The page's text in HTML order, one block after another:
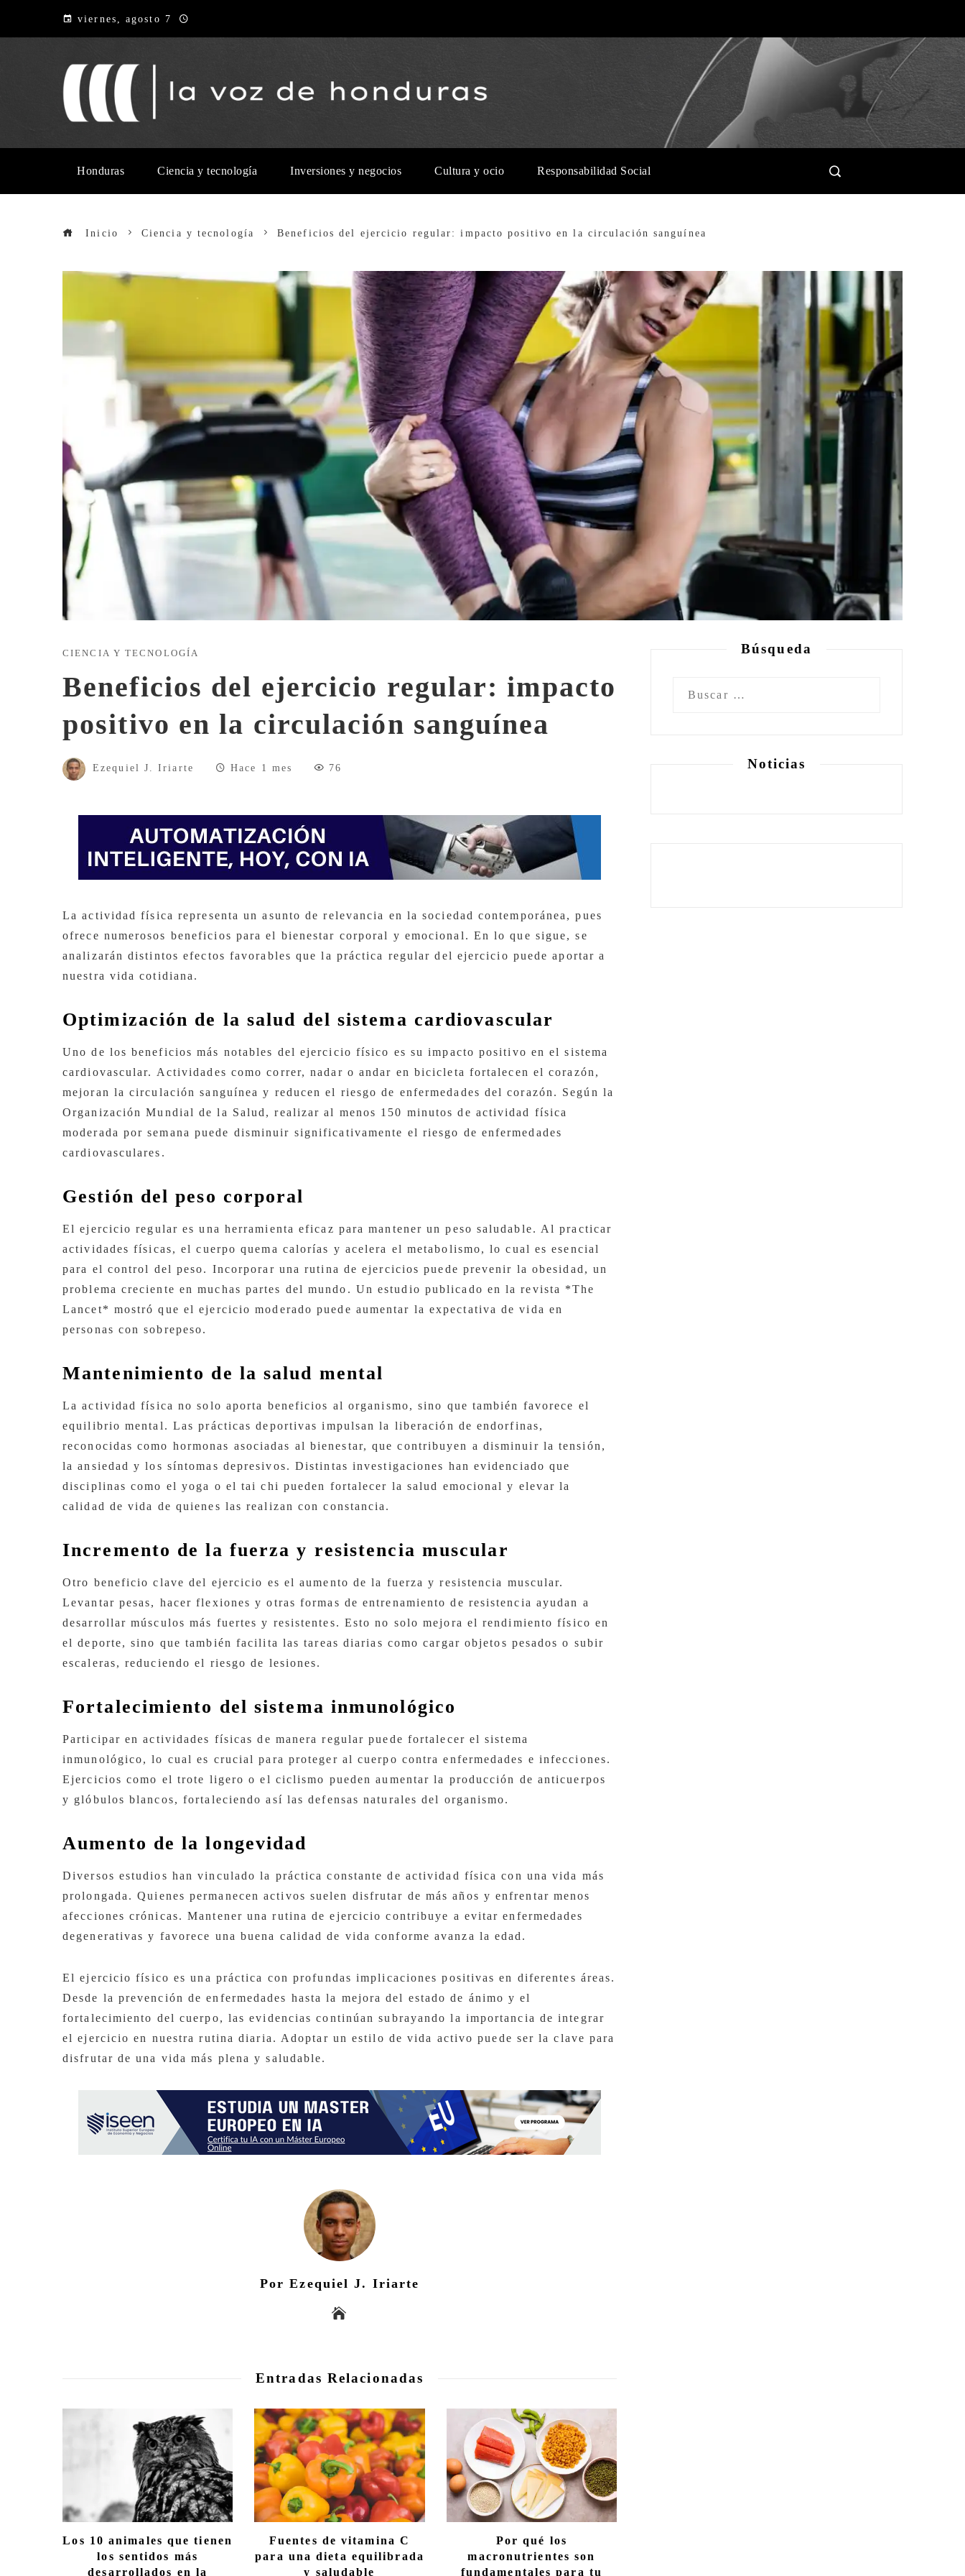
viernes, agosto 7
Honduras Ciencia y tecnología Inversiones y negocios Cultura y ocio Responsabilidad Social
Inicio Ciencia y tecnología Beneficios del ejercicio regular: impacto positivo en la circulación sanguínea
CIENCIA Y TECNOLOGÍA
Beneficios del ejercicio regular: impacto
positivo en la circulación sanguínea
Ezequiel J. Iriarte Hace 1 mes 76
La actividad física representa un asunto de relevancia en la sociedad contemporánea, pues
ofrece numerosos beneficios para el bienestar corporal y emocional. En lo que sigue, se
analizarán distintos efectos favorables que la práctica regular del ejercicio puede aportar a
nuestra vida cotidiana.
Optimización de la salud del sistema cardiovascular
Uno de los beneficios más notables del ejercicio físico es su impacto positivo en el sistema
cardiovascular. Actividades como correr, nadar o andar en bicicleta fortalecen el corazón,
mejoran la circulación sanguínea y reducen el riesgo de enfermedades del corazón. Según la
Organización Mundial de la Salud, realizar al menos 150 minutos de actividad física
moderada por semana puede disminuir significativamente el riesgo de enfermedades
cardiovasculares.
Gestión del peso corporal
El ejercicio regular es una herramienta eficaz para mantener un peso saludable. Al practicar
actividades físicas, el cuerpo quema calorías y acelera el metabolismo, lo cual es esencial
para el control del peso. Incorporar una rutina de ejercicios puede prevenir la obesidad, un
problema creciente en muchas partes del mundo. Un estudio publicado en la revista *The
Lancet* mostró que el ejercicio moderado puede aumentar la expectativa de vida en
personas con sobrepeso.
Mantenimiento de la salud mental
La actividad física no solo aporta beneficios al organismo, sino que también favorece el
equilibrio mental. Las prácticas deportivas impulsan la liberación de endorfinas,
reconocidas como hormonas asociadas al bienestar, que contribuyen a disminuir la tensión,
la ansiedad y los síntomas depresivos. Distintas investigaciones han evidenciado que
disciplinas como el yoga o el tai chi pueden fortalecer la salud emocional y elevar la
calidad de vida de quienes las realizan con constancia.
Incremento de la fuerza y resistencia muscular
Otro beneficio clave del ejercicio es el aumento de la fuerza y resistencia muscular.
Levantar pesas, hacer flexiones y otras formas de entrenamiento de resistencia ayudan a
desarrollar músculos más fuertes y resistentes. Esto no solo mejora el rendimiento físico en
el deporte, sino que también facilita las tareas diarias como cargar objetos pesados o subir
escaleras, reduciendo el riesgo de lesiones.
Fortalecimiento del sistema inmunológico
Participar en actividades físicas de manera regular puede fortalecer el sistema
inmunológico, lo cual es crucial para proteger al cuerpo contra enfermedades e infecciones.
Ejercicios como el trote ligero o el ciclismo pueden aumentar la producción de anticuerpos
y glóbulos blancos, fortaleciendo así las defensas naturales del organismo.
Aumento de la longevidad
Diversos estudios han vinculado la práctica constante de actividad física con una vida más
prolongada. Quienes permanecen activos suelen disfrutar de más años y enfrentar menos
afecciones crónicas. Mantener una rutina de ejercicio contribuye a evitar enfermedades
degenerativas y favorece una buena calidad de vida conforme avanza la edad.
El ejercicio físico es una práctica con profundas implicaciones positivas en diferentes áreas.
Desde la prevención de enfermedades hasta la mejora del estado de ánimo y el
fortalecimiento del cuerpo, las evidencias continúan subrayando la importancia de integrar
el ejercicio en nuestra rutina diaria. Adoptar un estilo de vida activo puede ser la clave para
disfrutar de una vida más plena y saludable.
Por Ezequiel J. Iriarte
Entradas Relacionadas
Los 10 animales que tienen
los sentidos más
desarrollados en la
Fuentes de vitamina C
para una dieta equilibrada
y saludable
Por qué los
macronutrientes son
fundamentales para tu
Búsqueda
Noticias